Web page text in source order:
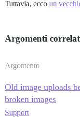
Tuttavia, ecco un
Argomenti
Argomento
Old image uploads
broken images
Support